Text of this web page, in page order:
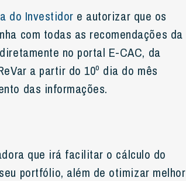
do Investidor e autorizar que os
com todas as recomendações da
no portal E-CAC, da
a partir do 10º dia do mês
das informações.
que irá facilitar o cálculo do
portfólio, além de otimizar melhor